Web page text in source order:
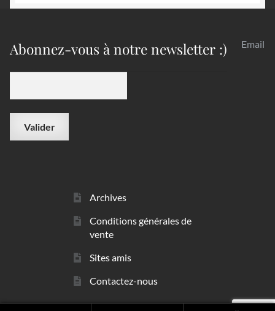
Abonnez-vous à notre newsletter :) Email
Archives
Conditions générales de
vente
Sites amis
Contactez-nous